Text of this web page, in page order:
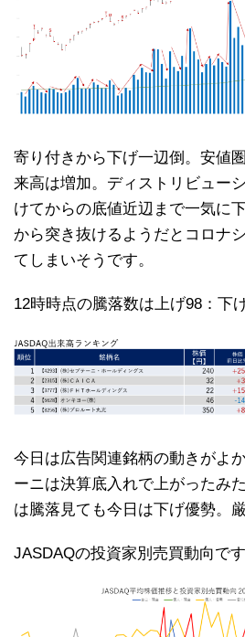
寄り付きから下げ一辺倒。安値
来高は増加。ディストリビュー
けてからの底値近辺まで一気に
から突き抜けるようだとコロナ
てしまいそうです。
12時時点の騰落数は上げ98：下
今日は広告関連銘柄の動きがよ
ーニは決算底入れで上がったみ
は騰落見ても今日は下げ優勢。
JASDAQの投資家別売買動向です